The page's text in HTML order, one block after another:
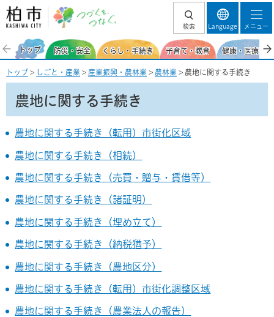
柏市 つづくを、
検索 Language メニュー
トップ 防災・安全 くらし・手続き 子育て・教育 健康・医療・
トップ > しごと・産業 > 産業振興・農林業 > 農林業 > 農地に関する手続き
農地に関する手続き
農地に関する手続き（転用）市街化区域
農地に関する手続き（相続）
農地に関する手続き（売買・贈与・賃借等）
農地に関する手続き（諸証明）
農地に関する手続き（埋め立て）
農地に関する手続き（納税猶予）
農地に関する手続き（農地区分）
農地に関する手続き（転用）市街化調整区域
農地に関する手続き（農業法人の報告）